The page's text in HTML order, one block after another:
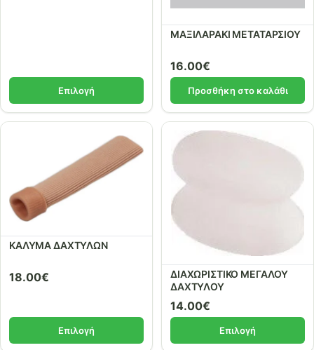
Επιλογή
ΜΑΞΙΛΑΡΑΚΙ ΜΕΤΑΤΑΡΣΙΟΥ
16.00€
Προσθήκη στο καλάθι
ΚΑΛΥΜΑ ΔΑΧΤΥΛΩΝ
18.00€
Επιλογή
ΔΙΑΧΩΡΙΣΤΙΚΟ ΜΕΓΑΛΟΥ
ΔΑΧΤΥΛΟΥ
14.00€
Επιλογή